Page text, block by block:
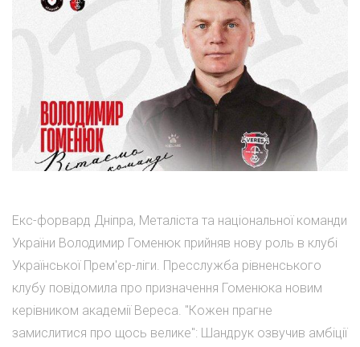
Екс-форвард Дніпра, Металіста та національної команди
України Володимир Гоменюк прийняв нову роль в клубі
Української Прем'єр-ліги. Пресслужба рівненського
клубу повідомила про призначення Гоменюка новим
керівником академії Вереса. "Кожен прагне
замислитися про щось велике": Шандрук озвучив амбіції